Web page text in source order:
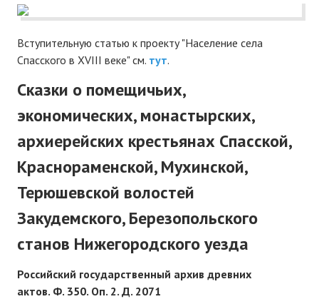
Вступительную статью к проекту "Население села
Спасского в XVIII веке" см. тут.
Сказки о помещичьих,
экономических, монастырских,
архиерейских крестьянах Спасской,
Краснораменской, Мухинской,
Терюшевской волостей
Закудемского, Березопольского
станов Нижегородского уезда
Российский государственный архив древних
актов. Ф. 350. Оп. 2. Д. 2071